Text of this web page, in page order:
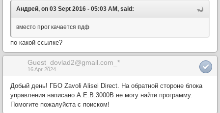
Андрей, on 03 Sept 2016 - 05:03 AM, said:
вместо прог качается пдф
по какой ссылке?
Guest_dovlad2@gmail.com_*
16 Apr 2024
Добый день! ГБО Zavoli Alisei Direct. На обратной стороне блока
управления написано A.E.B.3000B не могу найти программу.
Помогите пожалуйста с поиском!